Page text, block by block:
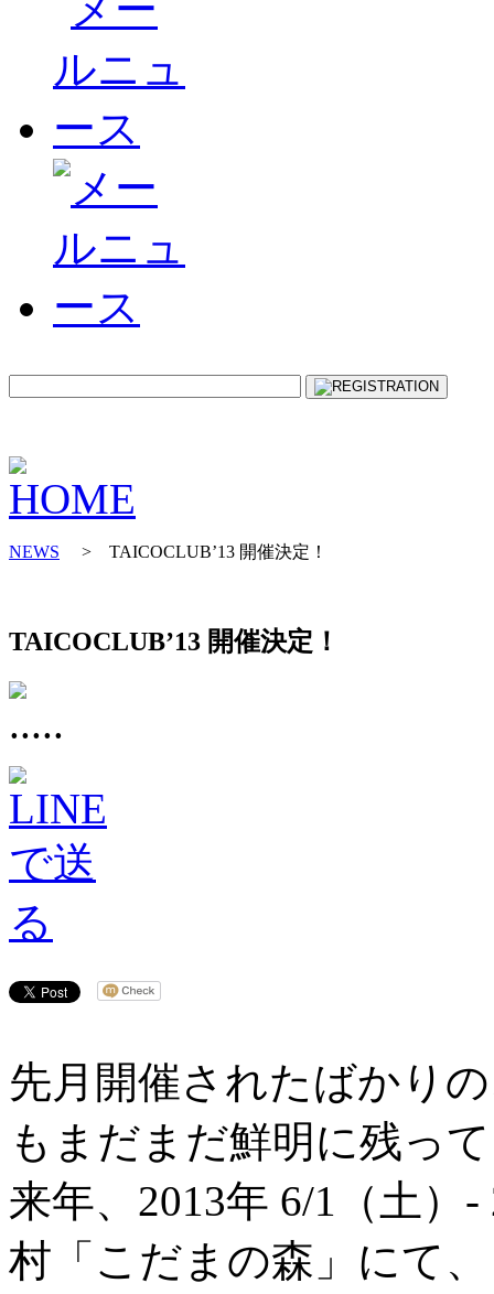
NEWS > TAICOCLUB’13 開催決定！
TAICOCLUB’13 開催決定！
先月開催されたばかり
もまだまだ鮮明に残っ
来年、2013年 6/1（土）
村「こだまの森」にて、